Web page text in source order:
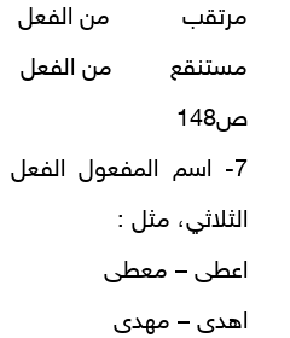
مرتقب من الفعل
مستنقع من
ص148
7- اسم المفعول الفعل
الثلاثي، مثل :
اعطى – معطى
اهدى – مهدى